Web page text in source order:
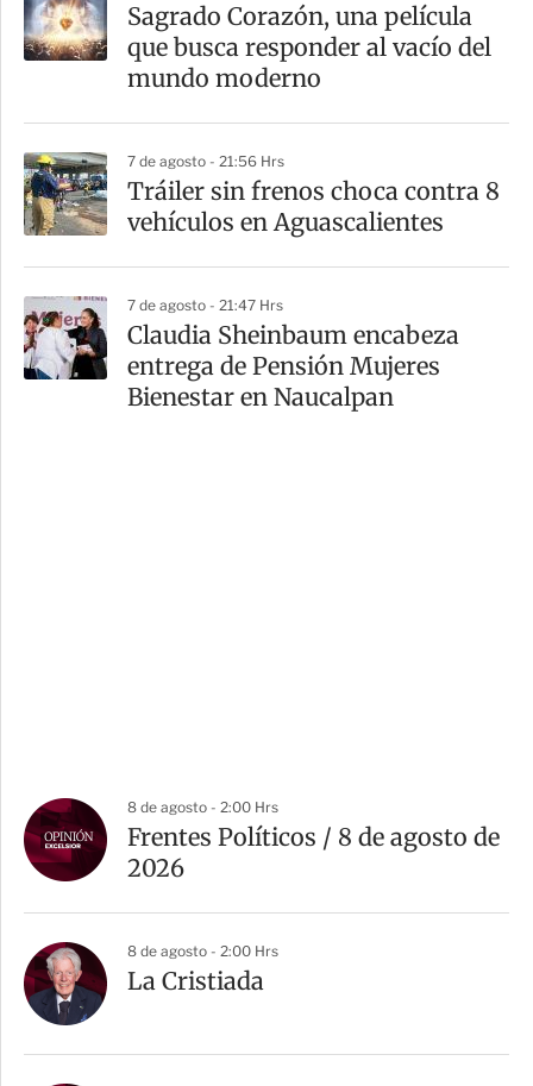
Sagrado Corazón, una película
que busca responder al vacío del
mundo moderno
7 de agosto - 21:56 Hrs
Tráiler sin frenos choca contra 8
vehículos en Aguascalientes
7 de agosto - 21:47 Hrs
Claudia Sheinbaum encabeza
entrega de Pensión Mujeres
Bienestar en Naucalpan
8 de agosto - 2:00 Hrs
Frentes Políticos / 8 de agosto de
2026
8 de agosto - 2:00 Hrs
La Cristiada